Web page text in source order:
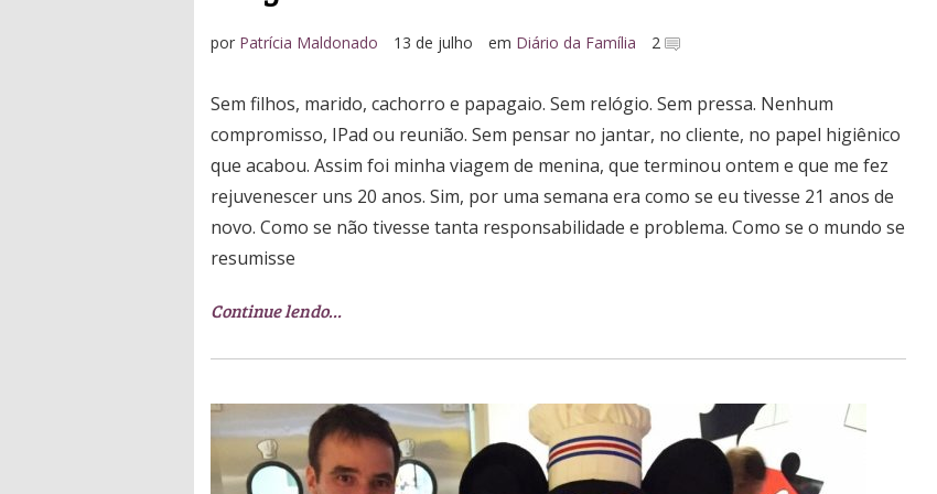
por Patrícia Maldonado 13 de julho em Diário da Família 2
Sem filhos, marido, cachorro e papagaio. Sem relógio. Sem pressa. Nenhum
compromisso, IPad ou reunião. Sem pensar no jantar, no cliente, no papel higiênico
que acabou. Assim foi minha viagem de menina, que terminou ontem e que me fez
rejuvenescer uns 20 anos. Sim, por uma semana era como se eu tivesse 21 anos de
novo. Como se não tivesse tanta responsabilidade e problema. Como se o mundo se
resumisse
Continue lendo…